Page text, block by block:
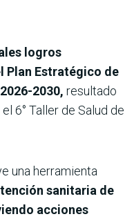
logros
Plan Estratégico de
2030, resultado
6° Taller de Salud de
una herramienta
sanitaria de
acciones